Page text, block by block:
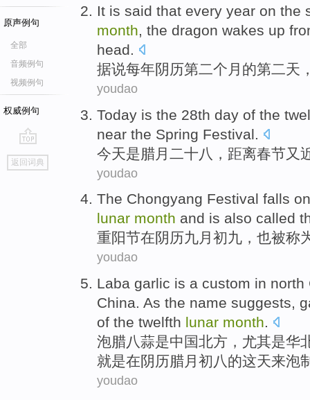
原声例句
全部
音频例句
视频例句
权威例句
go
top
返回词典
It is said that every year on
month, the dragon wakes up
head.
据说每年阴历第二个月的第二天
youdao
Today is the 28th day of the
near the Spring Festival
今天是腊月 二十八 ，距离春节又
youdao
The Chongyang Festival falls on
lunar month and is also called
重阳节在阴历九月 初九 ， 也被称
youdao
Laba garlic is a custom in north
China. As the name suggests,
of the twelfth lunar month.
泡腊八蒜是中国北方 ， 尤其是华
就是在阴历腊月 初八的这天来泡
youdao